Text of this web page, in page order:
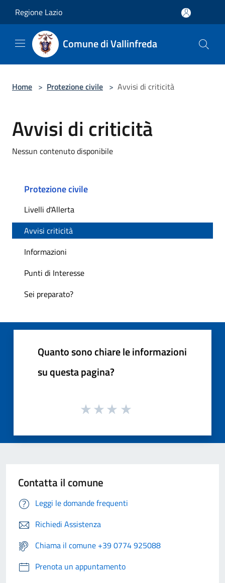
Regione Lazio
Comune di Vallinfreda
Home > Protezione civile > Avvisi di criticità
Avvisi di criticità
Nessun contenuto disponibile
Protezione civile
Livelli d'Allerta
Avvisi criticità
Informazioni
Punti di Interesse
Sei preparato?
Quanto sono chiare le informazioni
su questa pagina?
Contatta il comune
Leggi le domande frequenti
Richiedi Assistenza
Chiama il comune +39 0774 925088
Prenota un appuntamento